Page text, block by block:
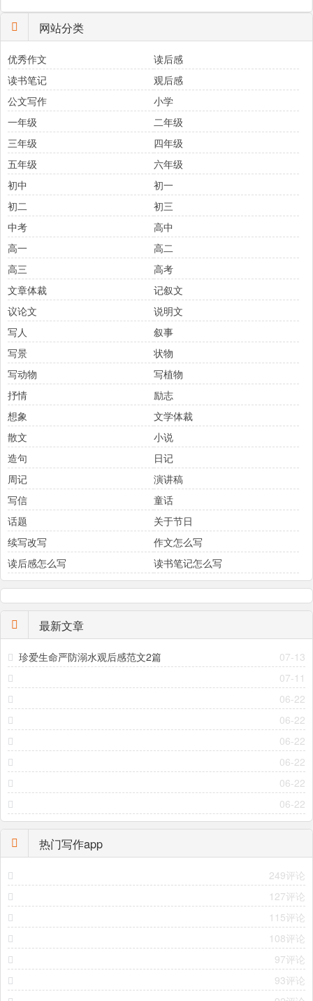
网站分类
优秀作文
读后感
读书笔记
观后感
公文写作
小学
一年级
二年级
三年级
四年级
五年级
六年级
初中
初一
初二
初三
中考
高中
高一
高二
高三
高考
文章体裁
记叙文
议论文
说明文
写人
叙事
写景
状物
写动物
写植物
抒情
励志
想象
文学体裁
散文
小说
造句
日记
周记
演讲稿
写信
童话
话题
关于节日
续写改写
作文怎么写
读后感怎么写
读书笔记怎么写
最新文章
07-13
珍爱生命严防溺水观后感范文2篇
07-11
06-22
06-22
06-22
06-22
06-22
06-22
热门写作app
249评论
127评论
115评论
108评论
97评论
93评论